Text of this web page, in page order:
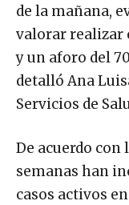
de la mañana,
valorar realizar
y un aforo del
detalló Ana
Servicios de
De acuerdo con
semanas han
casos activos